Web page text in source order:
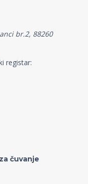
br.2, 88260
registar:
čuvanje